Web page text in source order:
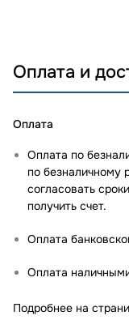
Оплата и
Оплата
Оплата по
по безналичному
согласовать
получить счет.
Оплата
Оплата
Подробнее на